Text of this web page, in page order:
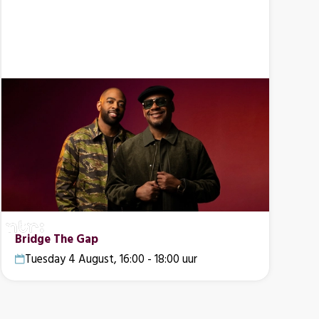
Bridge The Gap
Tuesday 4 August, 16:00 - 18:00 uur